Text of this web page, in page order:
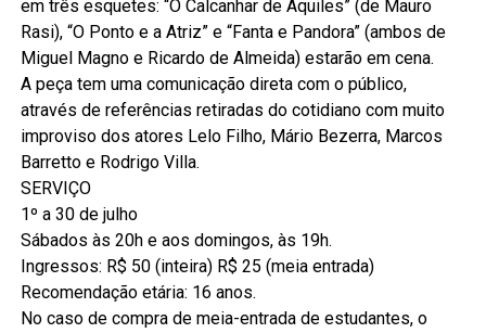
em três esquetes: “O Calcanhar de Aquiles” (de Mauro
Rasi), “O Ponto e a Atriz” e “Fanta e Pandora” (ambos de
Miguel Magno e Ricardo de Almeida) estarão em cena.
A peça tem uma comunicação direta com o público,
através de referências retiradas do cotidiano com muito
improviso dos atores Lelo Filho, Mário Bezerra, Marcos
Barretto e Rodrigo Villa.
SERVIÇO
1º a 30 de julho
Sábados às 20h e aos domingos, às 19h.
Ingressos: R$ 50 (inteira) R$ 25 (meia entrada)
Recomendação etária: 16 anos.
No caso de compra de meia-entrada de estudantes, o